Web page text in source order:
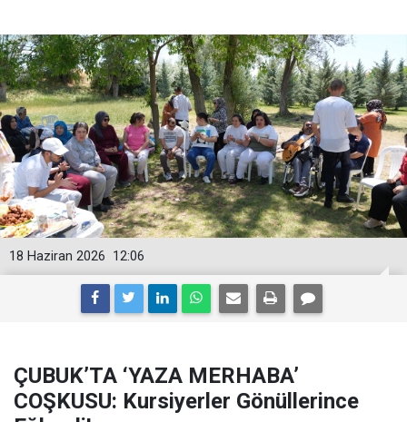
12:06
18 Haziran 2026
ÇUBUK’TA ‘YAZA MERHABA’
COŞKUSU: Kursiyerler Gönüllerince